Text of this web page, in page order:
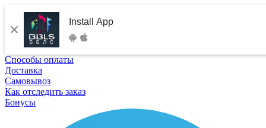
Install App
Способы оплаты
Доставка
Самовывоз
Как отследить заказ
Бонусы